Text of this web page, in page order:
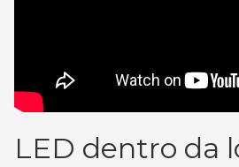
LED dentro da